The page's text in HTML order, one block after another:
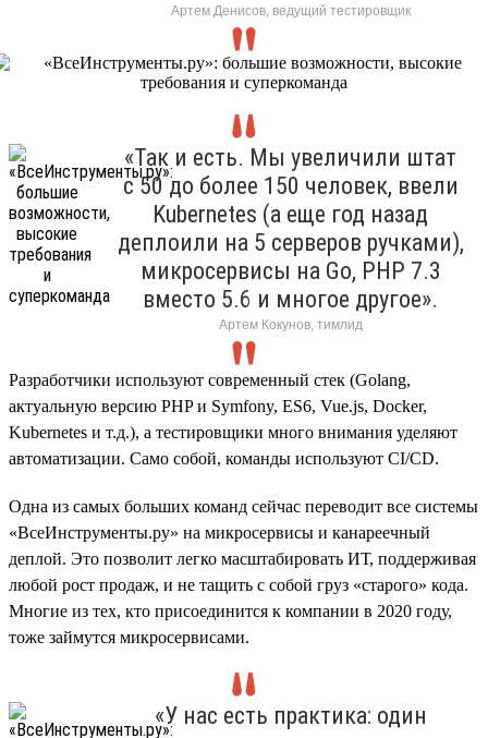
Артем Денисов, ведущий тестировщик
«Так и есть. Мы увеличили штат
с 50 до более 150 человек, ввели
Kubernetes (а еще год назад
деплоили на 5 серверов ручками),
микросервисы на Go, PHP 7.3
вместо 5.6 и многое другое».
Артем Кокунов, тимлид
Разработчики используют современный стек (Golang,
актуальную версию PHP и Symfony, ES6, Vue.js, Docker,
Kubernetes и т.д.), а тестировщики много внимания уделяют
автоматизации. Само собой, команды используют CI/CD.
Одна из самых больших команд сейчас переводит все системы
«ВсеИнструменты.ру» на микросервисы и канареечный
деплой. Это позволит легко масштабировать ИТ, поддерживая
любой рост продаж, и не тащить с собой груз «старого» кода.
Многие из тех, кто присоединится к компании в 2020 году,
тоже займутся микросервисами.
«У нас есть практика: один